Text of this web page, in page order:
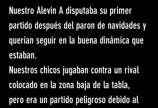
Nuestro Alevin A disputaba su primer
partido después del paron de navidades y
querían seguir en la buena dinámica que
estaban.
Nuestros chicos jugaban contra un rival
colocado en la zona baja de la tabla,
pero era un partido peligroso debido al